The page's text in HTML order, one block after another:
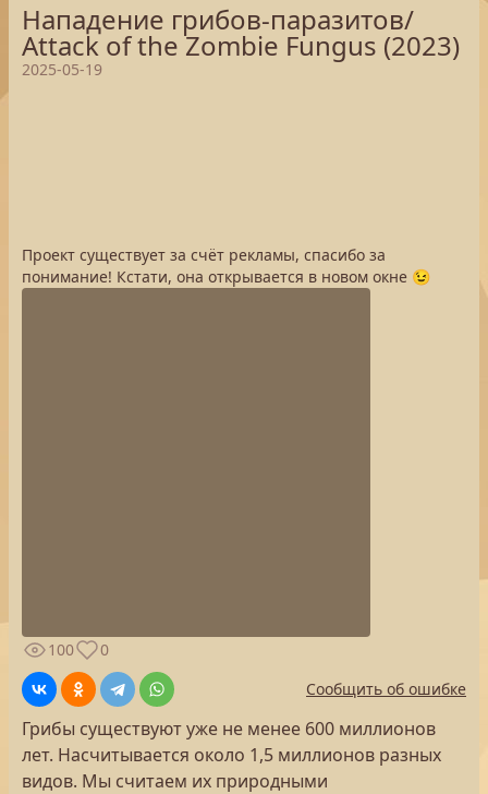
Нападение грибов-паразитов/
Attack of the Zombie Fungus (2023)
2025-05-19
Проект существует за счёт рекламы, спасибо за
понимание! Кстати, она открывается в новом окне 😉
100
0
Сообщить об ошибке
Грибы существуют уже не менее 600 миллионов
лет. Насчитывается около 1,5 миллионов разных
видов. Мы считаем их природными